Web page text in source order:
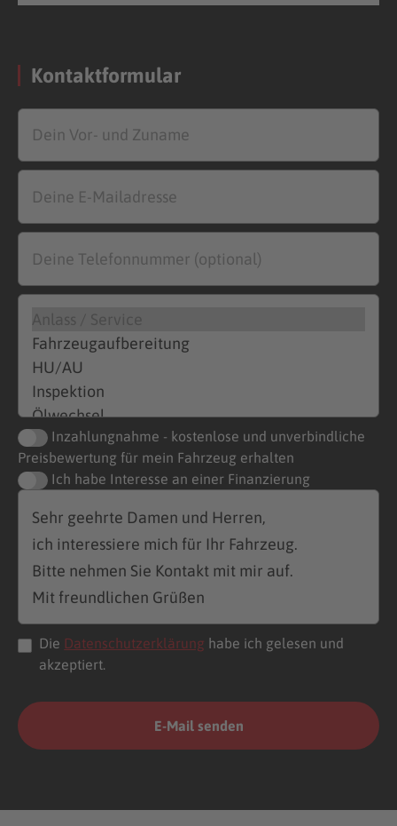
Kontaktformular
Inzahlungnahme - kostenlose und unverbindliche
Preisbewertung für mein Fahrzeug erhalten
Ich habe Interesse an einer Finanzierung
Die Datenschutzerklärung habe ich gelesen und
akzeptiert.